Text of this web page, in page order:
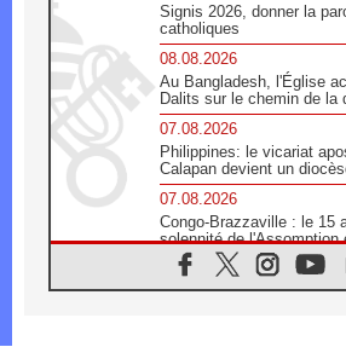
Signis 2026, donner la
catholiques
08.08.2026
Au Bangladesh, l'Église
Dalits sur le chemin de la
07.08.2026
Philippines: le vicariat
Calapan devient un
07.08.2026
Congo-Brazzaville : le 15
solennité de l'Assomption
nationale
07.08.2026